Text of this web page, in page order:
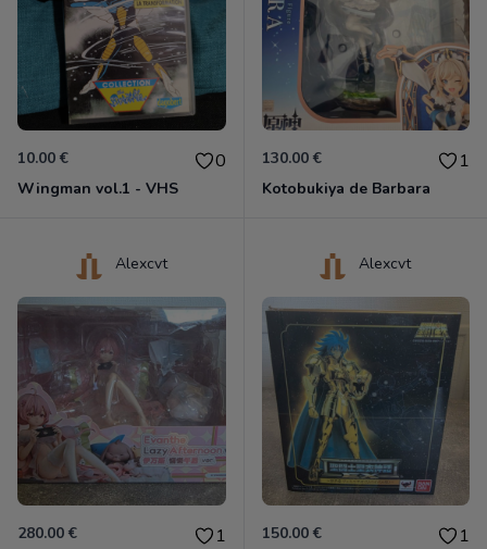
10.00 € 0
Wingman vol.1 - VHS
130.00 € 1
Kotobukiya de Barbara
Alexcvt
280.00 € 1
Alexcvt
150.00 € 1